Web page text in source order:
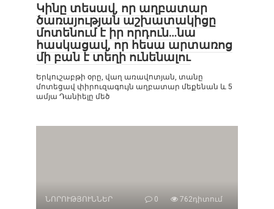
Կինը տեսավ, որ աղբատար
ծառայության աշխատակիցը
մոտենում է իր որդուն…նա
հասկացավ, որ հեսա արտառոց
մի բան է տեղի ունենալու
Երկուշաբթի օրը, վաղ առավոտյան, տանը
մոտեցավ փիրուզագույն աղբատար մեքենան և 5
ամյա Դանիելը մեծ
ՆՈՐՈՒԹՅՈՒՆՆԵՐ 0 762դիտում